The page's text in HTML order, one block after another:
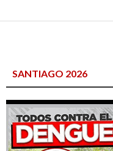
SANTIAGO 2026